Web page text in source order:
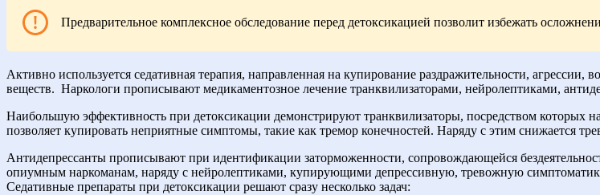
Предварительное комплексное обследование перед детоксикацией позволит избежать
Активно используется седативная терапия, направленная на купирование раздражительности,
веществ. Наркологи прописывают медикаментозное лечение транквилизаторами, нейролептиками,
Наибольшую эффективность при детоксикации демонстрируют транквилизаторы, посредством которых
позволяет купировать неприятные симптомы, такие как тремор конечностей. Наряду с этим снижается
Антидепрессанты прописывают при идентификации заторможенности, сопровождающейся
опиумным наркоманам, наряду с нейролептиками, купирующими депрессивную, тревожную
Седативные препараты при детоксикации решают сразу несколько задач: